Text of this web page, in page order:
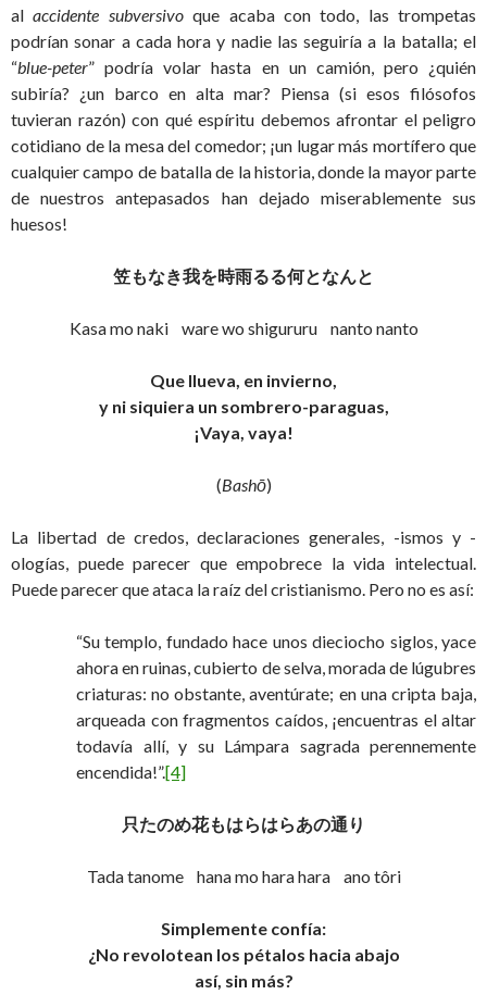
alaccidente subversivoque acaba con todo, las trompetas
podrían sonar a cada hora y nadie las seguiría a la batalla; el
“blue-peter” podría volar hasta en un camión, pero ¿quién
subiría? ¿un barco en alta mar? Piensa (si esos filósofos
tuvieran razón) con qué espíritu debemos afrontar el peligro
cotidiano de la mesa del comedor; ¡un lugar más mortífero que
cualquier campo de batalla de la historia, donde la mayor parte
de nuestros antepasados han dejado miserablemente sus
huesos!
笠もなき我を時雨るる何となんと
Kasa mo naki ware wo shigururu nanto nanto
Que llueva, en invierno,
y ni siquiera un sombrero-paraguas,
¡Vaya, vaya!
(Bashō)
La libertad de credos, declaraciones generales, -ismos y -
ologías, puede parecer que empobrece la vida intelectual.
Puede parecer que ataca la raíz del cristianismo. Pero no es así:
“Su templo, fundado hace unos dieciocho siglos, yace
ahora en ruinas, cubierto de selva, morada de lúgubres
criaturas: no obstante, aventúrate; en una cripta baja,
arqueada con fragmentos caídos, ¡encuentras el altar
todavía allí, y su Lámpara sagrada perennemente
encendida!”.[4]
只たのめ花もはらはらあの通り
Tada tanome hana mo hara hara ano tôri
Simplemente confía:
¿No revolotean los pétalos hacia abajo
así, sin más?